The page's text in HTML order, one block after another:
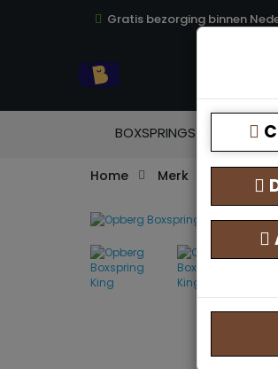
Gratis bezorging binnen
BOXSPRINGS
Home Merk Bedden